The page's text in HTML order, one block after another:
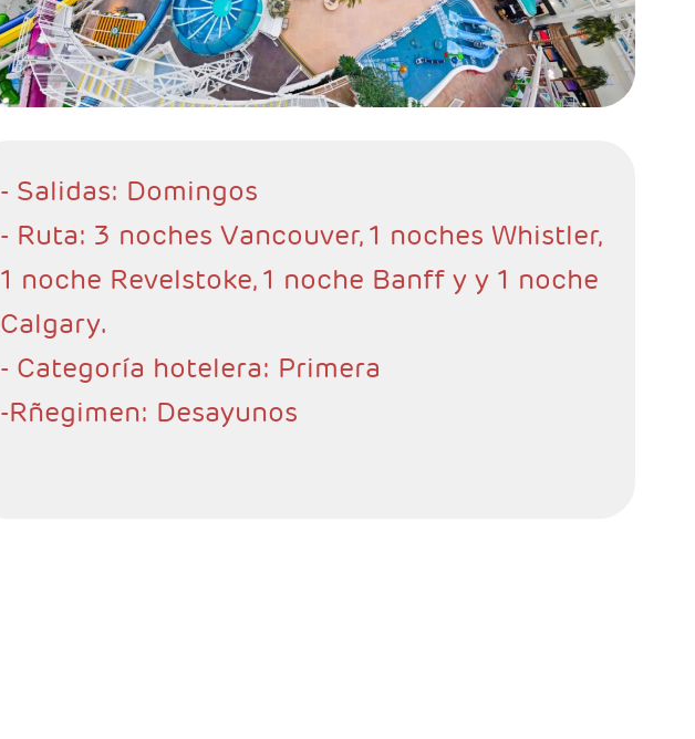
- Salidas: Domingos
- Ruta: 3 noches Vancouver, 1 noches Whistler,
1 noche Revelstoke, 1 noche Banff y y 1 noche
Calgary.
- Categoría hotelera: Primera
-Rñegimen: Desayunos